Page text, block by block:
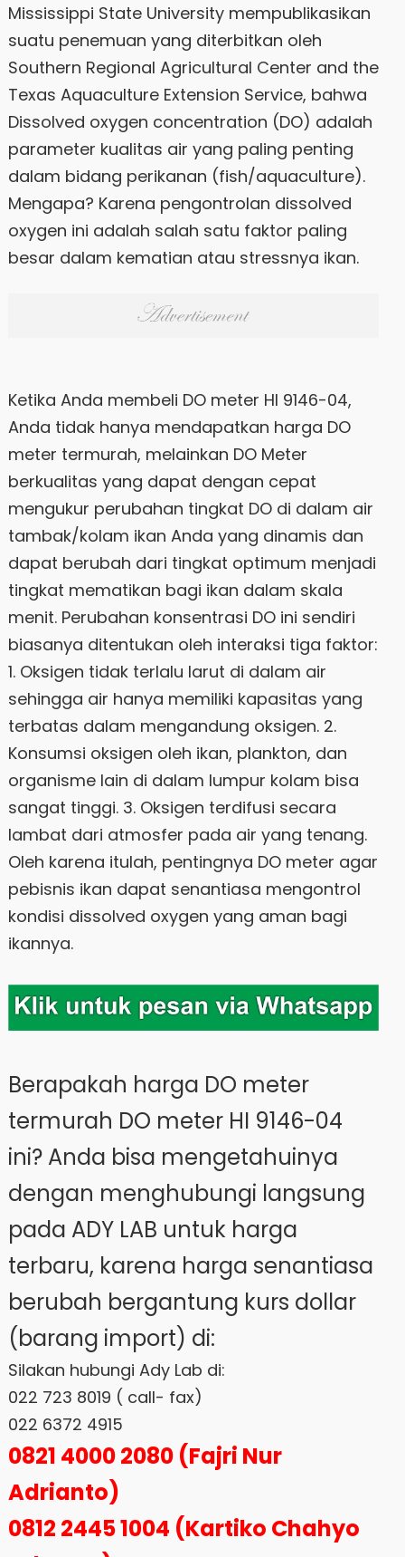
Mississippi State University mempublikasikan
suatu penemuan yang diterbitkan oleh
Southern Regional Agricultural Center and the
Texas Aquaculture Extension Service, bahwa
Dissolved oxygen concentration (DO) adalah
parameter kualitas air yang paling penting
dalam bidang perikanan (fish/aquaculture).
Mengapa? Karena pengontrolan dissolved
oxygen ini adalah salah satu faktor paling
besar dalam kematian atau stressnya ikan.
Ketika Anda membeli DO meter HI 9146-04,
Anda tidak hanya mendapatkan harga DO
meter termurah, melainkan DO Meter
berkualitas yang dapat dengan cepat
mengukur perubahan tingkat DO di dalam air
tambak/kolam ikan Anda yang dinamis dan
dapat berubah dari tingkat optimum menjadi
tingkat mematikan bagi ikan dalam skala
menit. Perubahan konsentrasi DO ini sendiri
biasanya ditentukan oleh interaksi tiga faktor:
1. Oksigen tidak terlalu larut di dalam air
sehingga air hanya memiliki kapasitas yang
terbatas dalam mengandung oksigen. 2.
Konsumsi oksigen oleh ikan, plankton, dan
organisme lain di dalam lumpur kolam bisa
sangat tinggi. 3. Oksigen terdifusi secara
lambat dari atmosfer pada air yang tenang.
Oleh karena itulah, pentingnya DO meter agar
pebisnis ikan dapat senantiasa mengontrol
kondisi dissolved oxygen yang aman bagi
ikannya.
Berapakah harga DO meter
termurah DO meter HI 9146-04
ini? Anda bisa mengetahuinya
dengan menghubungi langsung
pada ADY LAB untuk harga
terbaru, karena harga senantiasa
berubah bergantung kurs dollar
(barang import) di:
Silakan hubungi Ady Lab di:
022 723 8019 ( call- fax)
022 6372 4915
0821 4000 2080 (Fajri Nur
Adrianto)
0812 2445 1004 (Kartiko Chahyo